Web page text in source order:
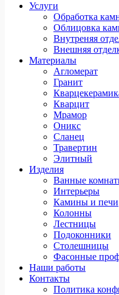
Услуги
Обработка
Облицовка
Внутреняя
Внешняя
Материалы
Агломерат
Гранит
Кварцит
Мрамор
Оникс
Сланец
Травертин
Элитный
Изделия
Ванные
Интерьеры
Камины и печи
Колонны
Лестницы
Подоконники
Столешницы
Фасонные
Наши работы
Контакты
Политика